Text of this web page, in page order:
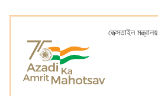
তেক্সতাইল মন্ত্রালয়